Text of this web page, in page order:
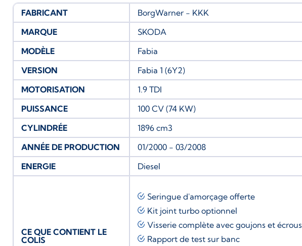
FABRICANT
BorgWarner - KKK
MARQUE
SKODA
MODÈLE
Fabia
VERSION
Fabia 1 (6Y2)
MOTORISATION
1.9 TDI
PUISSANCE
100 CV (74 KW)
CYLINDRÉE
1896 cm3
ANNÉE DE PRODUCTION
01/2000 - 03/2008
ENERGIE
Diesel
CE QUE CONTIENT LE
COLIS
Seringue d'amorçage offerte
Kit joint turbo optionnel
Visserie complète avec goujons et écrous
Rapport de test sur banc